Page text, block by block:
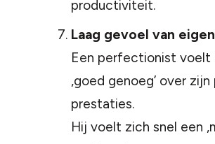
productiviteit.
Laag gevoel van
Een perfectionist voelt
‚goed genoeg’ over
prestaties.
Hij voelt zich snel een